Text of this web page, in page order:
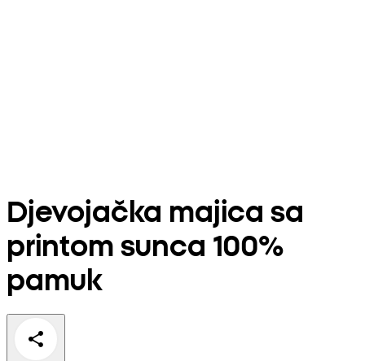
Djevojačka majica sa
printom sunca 100%
pamuk